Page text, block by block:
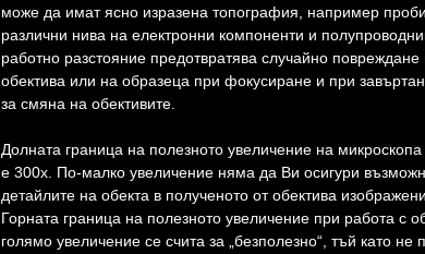
може да имат ясно изразена топография, например
различни нива на електронни компоненти и
работно разстояние предотвратява случайно
обектива или на образеца при фокусиране и при
за смяна на обективите.
Долната граница на полезното увеличение на
е 300x. По-малко увеличение няма да Ви осигури
детайлите на обекта в полученото от обектива
Горната граница на полезното увеличение при работа с
голямо увеличение се счита за „безполезно“, тъй като не